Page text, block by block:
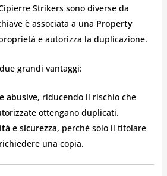
Strikers sono diverse da
è associata a una Property
e autorizza la duplicazione.
grandi vantaggi:
abusive, riducendo il rischio che
ottengano duplicati.
e sicurezza, perché solo il titolare
una copia.